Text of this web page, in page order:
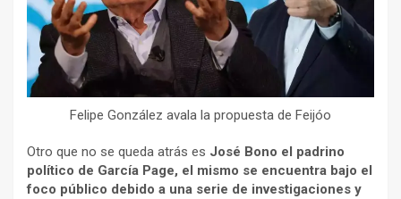
Felipe González avala la propuesta de Feijóo
Otro que no se queda atrás es José Bono el padrino
político de García Page, el mismo se encuentra bajo el
foco público debido a una serie de investigaciones y